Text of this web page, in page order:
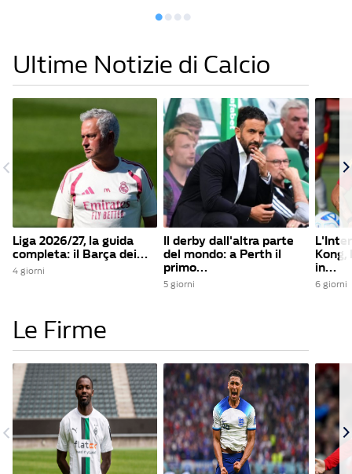
Ultime Notizie di Calcio
Liga 2026/27, la guida
completa: il Barça dei...
4 giorni
Il derby dall'altra parte
del mondo: a Perth il
primo...
5 giorni
Kong,
in...
6 giorni
Le Firme